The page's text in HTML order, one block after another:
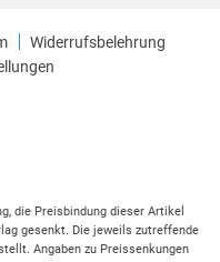
Widerrufsbelehrung
die Preisbindung dieser Artikel
gesenkt. Die jeweils zutreffende
Angaben zu Preissenkungen